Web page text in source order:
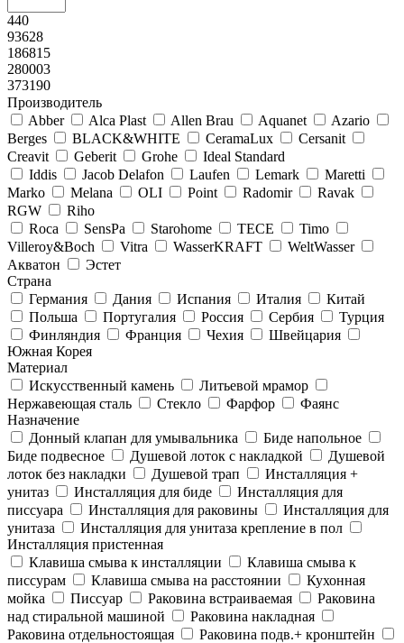
440
93628
186815
280003
373190
Производитель
Abber
Alca Plast Allen Brau Aquanet
Azario
Berges
BLACK&WHITE CeramaLux
Cersanit
Creavit
Geberit Grohe
Ideal Standard
Iddis
Jacob Delafon Laufen Lemark
Maretti
Marko
Melana OLI Point Radomir
Ravak
RGW
Riho
Roca
SensPa Starohome TECE
Timo
Villeroy&Boсh
Vitra WasserKRAFT
WeltWasser
Акватон
Эстет
Страна
Германия
Дания Испания Италия
Китай
Польша
Португалия Россия Сербия
Турция
Финляндия
Франция Чехия
Швейцария
Южная Корея
Материал
Искусственный камень
Литьевой мрамор
Нержавеющая сталь
Стекло Фарфор
Фаянс
Назначение
Донный клапан для умывальника
Биде напольное
Биде подвесное
Душевой лоток с накладкой
Душевой
лоток без накладки
Душевой трап
Инсталляция +
унитаз
Инсталляция для биде
Инсталляция для
писсуара
Инсталляция для раковины
Инсталляция для
унитаза
Инсталляция для унитаза крепление в пол
Инсталляция пристенная
Клавиша смыва к инсталляции
Клавиша смыва к
писсурам
Клавиша смыва на расстоянии
Кухонная
мойка
Писсуар Раковина встраиваемая
Раковина
над стиральной машиной
Раковина накладная
Раковина отдельностоящая
Раковина подв.+ кронштейн